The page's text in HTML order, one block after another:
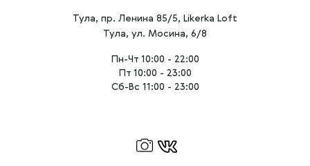
Тула, пр. Ленина 85/5, Likerka Loft
Тула, ул. Мосина, 6/8
Пн-Чт 10:00 - 22:00
Пт 10:00 - 23:00
Сб-Вс 11:00 - 23:00